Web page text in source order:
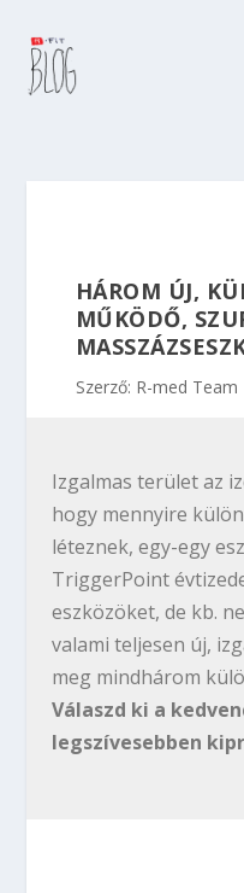
HÁROM ÚJ,
MŰKÖDŐ,
Szerző: R-med Team
Izgalmas terület az
hogy mennyire
léteznek, egy-egy
TriggerPoint
eszközöket, de kb.
valami teljesen új,
meg mindhárom
Válaszd ki a
legszívesebben